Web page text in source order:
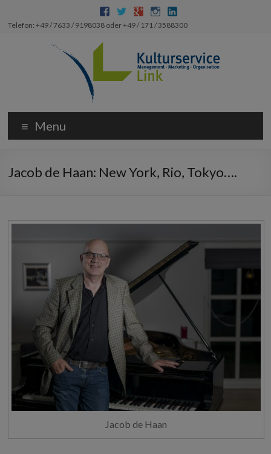
Telefon: +49 / 7633 / 9198038 oder +49 / 171 / 3588300
Menu
Jacob de Haan: New York, Rio, Tokyo….
Jacob de Haan